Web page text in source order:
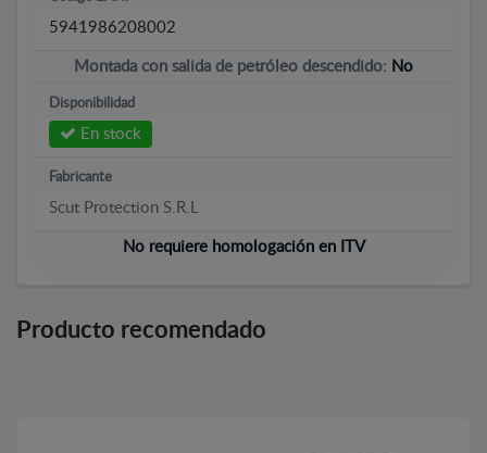
5941986208002
Montada con salida de petróleo descendido: No
Disponibilidad
En stock
Fabricante
Scut Protection S.R.L
No requiere homologación en ITV
Producto recomendado